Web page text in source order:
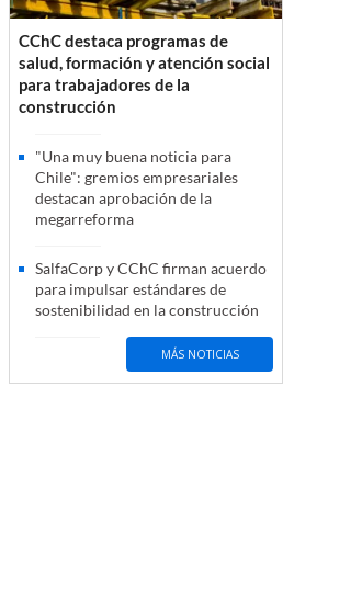
CChC destaca programas de
salud, formación y atención social
para trabajadores de la
construcción
"Una muy buena noticia para
Chile": gremios empresariales
destacan aprobación de la
megarreforma
SalfaCorp y CChC firman acuerdo
para impulsar estándares de
sostenibilidad en la construcción
MÁS NOTICIAS